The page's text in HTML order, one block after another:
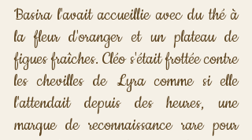
Basira l'avait accueillie avec du thé à
la fleur d'oranger et un plateau de
figues fraîches. Cléo s'était frottée contre
les chevilles de Lyra comme si elle
l'attendait depuis des heures, une
marque de reconnaissance rare pour